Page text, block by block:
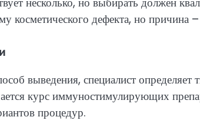
косметического дефекта, но причина
выведения, специалист определяет
курс иммуностимулирующих
процедур.